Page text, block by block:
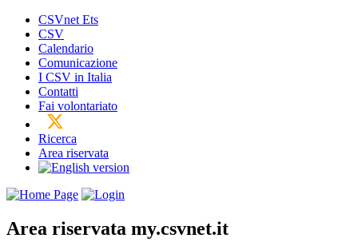
CSVnet Ets
CSV
Calendario
Comunicazione
I CSV in Italia
Contatti
Fai volontariato
Ricerca
Area riservata
Area riservata my.csvnet.it